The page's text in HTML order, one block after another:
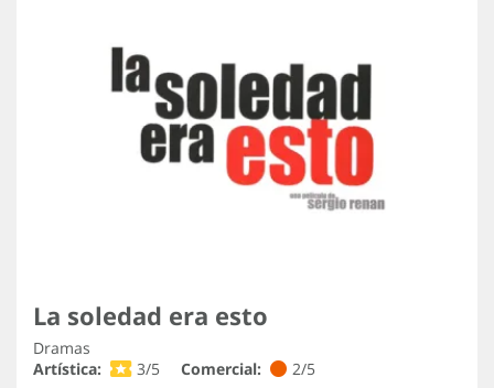
La soledad era esto
Dramas
Artística:
3/5 Comercial:
2/5